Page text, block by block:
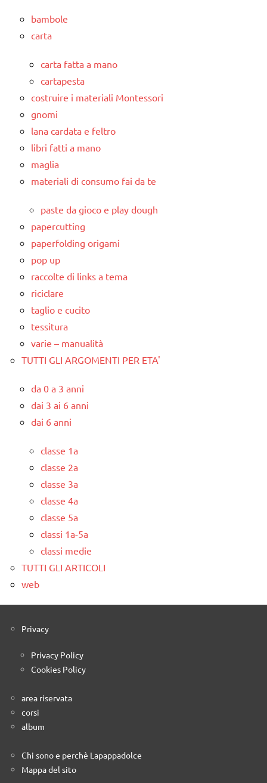
bambole
carta
carta fatta a mano
cartapesta
costruire i materiali Montessori
gnomi
lana cardata e feltro
libri fatti a mano
maglia
materiali di consumo fai da te
paste da gioco e play dough
papercutting
paperfolding origami
pop up
raccolte di links a tema
riciclare
taglio e cucito
tessitura
varie – manualità
TUTTI GLI ARGOMENTI PER ETA'
da 0 a 3 anni
dai 3 ai 6 anni
dai 6 anni
classe 1a
classe 2a
classe 3a
classe 4a
classe 5a
classi 1a-5a
classi medie
TUTTI GLI ARTICOLI
web
Privacy
Privacy Policy
Cookies Policy
area riservata
corsi
album
Chi sono e perchè Lapappadolce
Mappa del sito